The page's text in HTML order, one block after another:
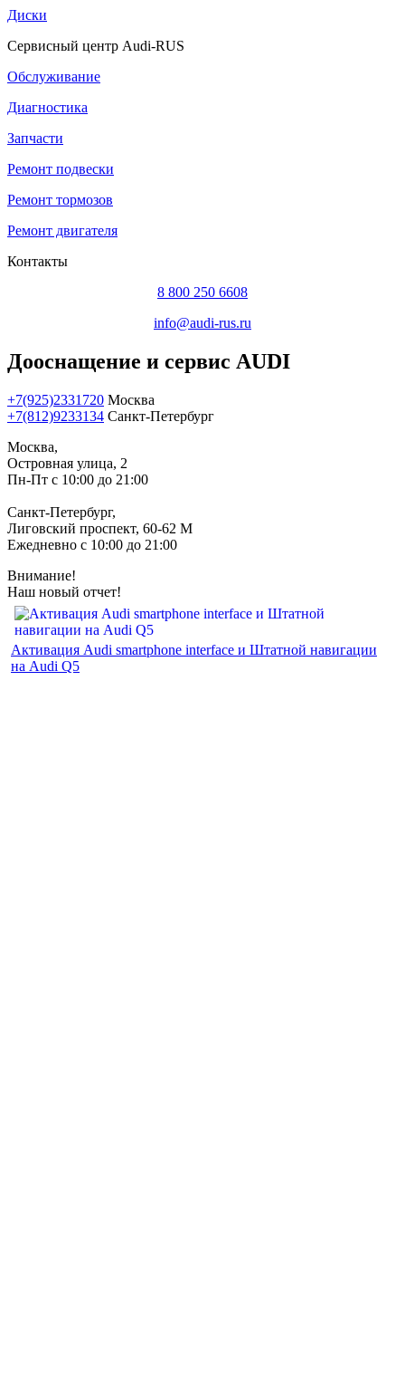
Диски
Сервисный центр Audi-RUS
Обслуживание
Диагностика
Запчасти
Ремонт подвески
Ремонт тормозов
Ремонт двигателя
Контакты
8 800 250 6608
info@audi-rus.ru
Дооснащение и сервис AUDI
+7(925)2331720 Москва
+7(812)9233134 Санкт-Петербург
Москва,
Островная улица, 2
Пн-Пт с 10:00 до 21:00
Санкт-Петербург,
Лиговский проспект, 60-62 М
Ежедневно с 10:00 до 21:00
Внимание!
Наш новый отчет!
Активация Audi smartphone interface и Штатной навигации
на Audi Q5